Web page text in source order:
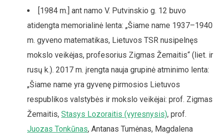
[1984 m.] ant namo V. Putvinskio g. 12 buvo
atidengta memorialinė lenta: „Šiame name 1937–1940
m. gyveno matematikas, Lietuvos TSR nusipelnęs
mokslo veikėjas, profesorius Zigmas Žemaitis“ (liet. ir
rusų k.). 2017 m. įrengta nauja grupinė atminimo lenta:
„Šiame name yra gyvenę pirmosios Lietuvos
respublikos valstybės ir mokslo veikėjai: prof. Zigmas
Žemaitis, Stasys Lozoraitis (vyresnysis), prof.
Juozas Tonkūnas, Antanas Tumėnas, Magdalena